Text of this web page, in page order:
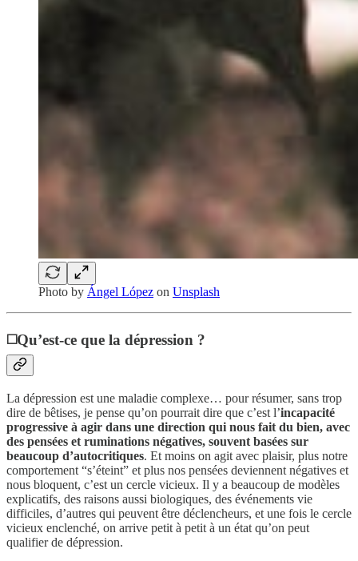
Photo by Ángel López on Unsplash
◻️Qu’est-ce que la dépression ?
La dépression est une maladie complexe… pour résumer, sans trop
dire de bêtises, je pense qu’on pourrait dire que c’est l’incapacité
progressive à agir dans une direction qui nous fait du bien, avec
des pensées et ruminations négatives, souvent basées sur
beaucoup d’autocritiques. Et moins on agit avec plaisir, plus notre
comportement “s’éteint” et plus nos pensées deviennent négatives et
nous bloquent, c’est un cercle vicieux. Il y a beaucoup de modèles
explicatifs, des raisons aussi biologiques, des événements vie
difficiles, d’autres qui peuvent être déclencheurs, et une fois le cercle
vicieux enclenché, on arrive petit à petit à un état qu’on peut
qualifier de dépression.